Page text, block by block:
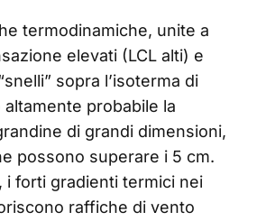
termodinamiche, unite a
elevati (LCL alti) e
sopra l’isoterma di
altamente probabile la
di grandi dimensioni,
possono superare i 5 cm.
i forti gradienti termici nei
raffiche di vento